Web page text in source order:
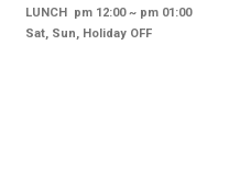
LUNCH pm 12:00 ~ pm 01:00
Sat, Sun, Holiday OFF